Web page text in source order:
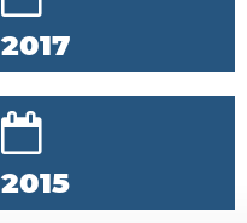
2017
2015